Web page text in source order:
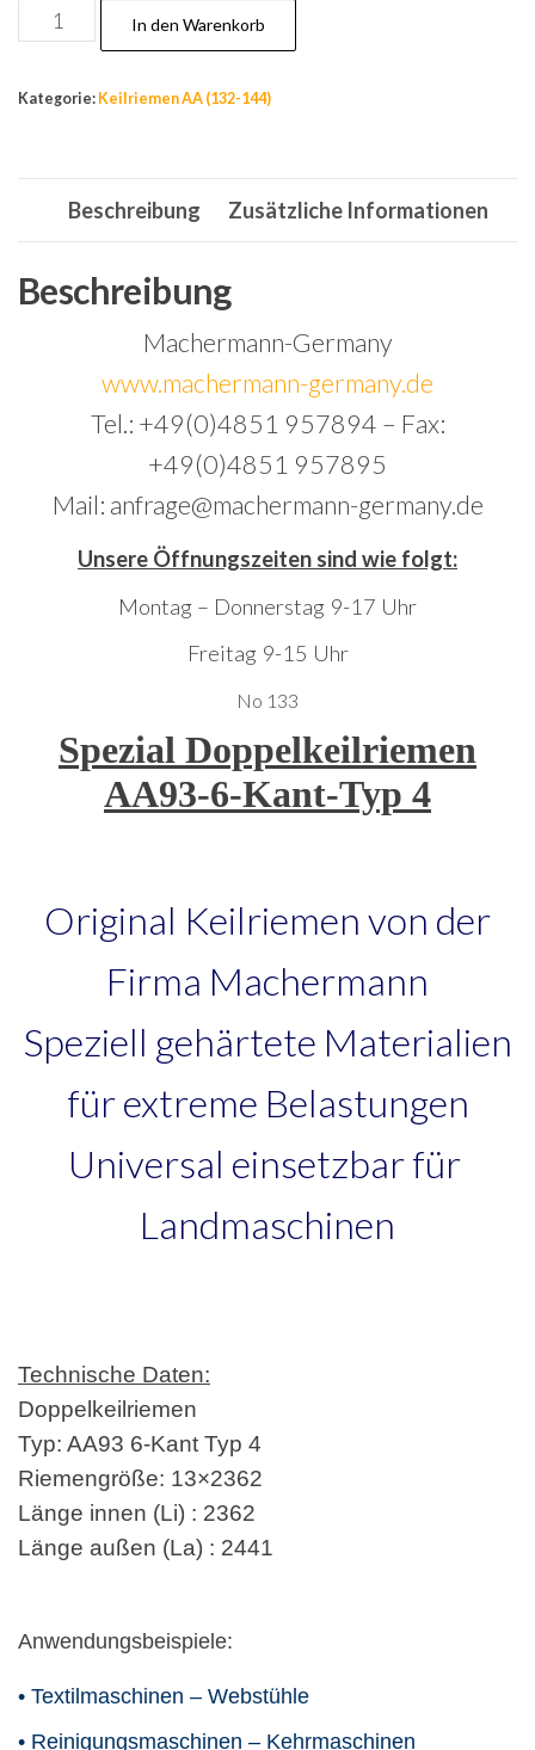
Nr.133,
13x2362
Menge
In den Warenkorb
Kategorie: Keilriemen AA (132-144)
Beschreibung Zusätzliche Informationen
Beschreibung
Machermann-Germany
www.machermann-germany.de
Tel.: +49(0)4851 957894 – Fax:
+49(0)4851 957895
Mail: anfrage@machermann-germany.de
Unsere Öffnungszeiten sind wie folgt:
Montag – Donnerstag 9-17 Uhr
Freitag 9-15 Uhr
No 133
Spezial Doppelkeilriemen
AA93-6-Kant-Typ 4
Original Keilriemen von der
Firma Machermann
Speziell gehärtete Materialien
für extreme Belastungen
Universal einsetzbar für
Landmaschinen
Technische Daten:
Doppelkeilriemen
Typ: AA93 6-Kant Typ 4
Riemengröße: 13×2362
Länge innen (Li) : 2362
Länge außen (La) : 2441
Anwendungsbeispiele:
• Textilmaschinen – Webstühle
• Reinigungsmaschinen – Kehrmaschinen